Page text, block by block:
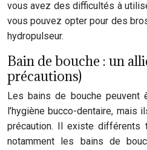
vous avez des difficultés à
vous pouvez opter pour des
hydropulseur.
Bain de bouche : un
précautions)
Les bains de bouche peuvent
l’hygiène bucco-dentaire,
précaution. Il existe différents
notamment les bains de